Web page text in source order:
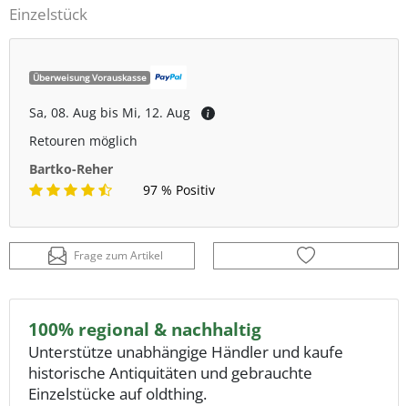
Einzelstück
Überweisung Vorauskasse
Sa, 08. Aug bis Mi, 12. Aug
Retouren möglich
Bartko-Reher
97 % Positiv
Frage zum Artikel
100% regional & nachhaltig
Unterstütze unabhängige Händler und kaufe
historische Antiquitäten und gebrauchte
Einzelstücke auf oldthing.